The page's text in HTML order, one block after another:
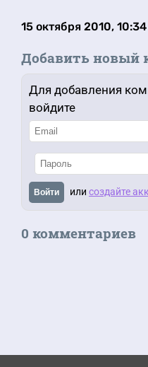
15 октября 2010, 10:34
Добавить новый
Для добавления
войдите
Войти или создайте
0 комментариев